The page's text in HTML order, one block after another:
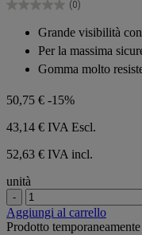
stelle.
(0)
0.0
stelle.
Grande visibilità
Per la massima
Gomma molto
50,75 € -15%
43,14 € IVA Escl.
52,63 € IVA incl.
unità
-
Aggiungi al carrello
Prodotto